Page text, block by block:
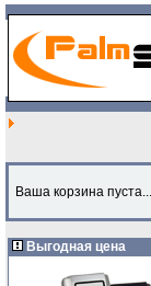
Ваша корзина пуста...
Выгодная цена